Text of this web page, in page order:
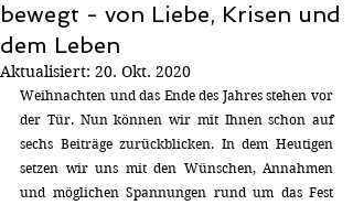
bewegt - von Liebe, Krisen und
dem Leben
Aktualisiert: 20. Okt. 2020
Weihnachten und das Ende des Jahres stehen vor
der Tür. Nun können wir mit Ihnen schon auf
sechs Beiträge zurückblicken. In dem Heutigen
setzen wir uns mit den Wünschen, Annahmen
und möglichen Spannungen rund um das Fest